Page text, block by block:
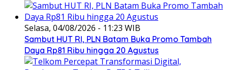
Selasa, 04/08/2026 - 11:23 WIB
Sambut HUT RI, PLN Batam Buka Promo Tambah
Daya Rp81 Ribu hingga 20 Agustus